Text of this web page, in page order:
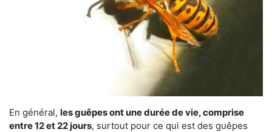
En général, les guêpes ont une durée de vie, comprise
entre 12 et 22 jours, surtout pour ce qui est des guêpes